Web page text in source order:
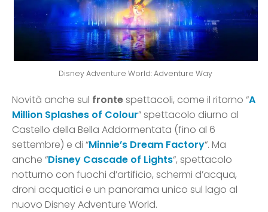
Disney Adventure World: Adventure Way
Novità anche sul frontespettacoli, come il ritorno “A
Million Splashes of Colour​” spettacolo diurno al
Castello della Bella Addormentata (fino al 6
settembre) e di “Minnie’s Dream Factory“. Ma
anche “Disney Cascade of Lights“, spettacolo
notturno con fuochi d’artificio, schermi d’acqua,
droni acquatici e un panorama unico sul lago al
nuovo Disney Adventure World.